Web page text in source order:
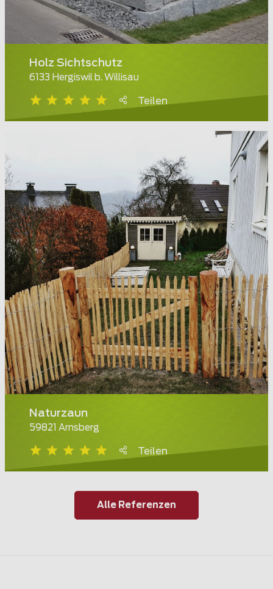
Holz Sichtschutz
6133 Hergiswil b. Willisau
Teilen
Naturzaun
59821 Arnsberg
Teilen
Alle Referenzen